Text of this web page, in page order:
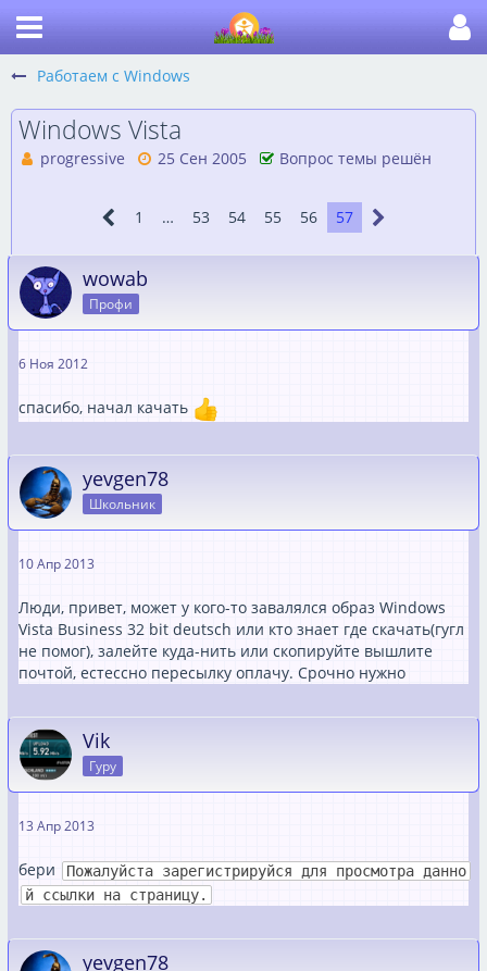
Работаем с Windows
Windows Vista
progressive 25 Сен 2005 Вопрос темы решён
1 … 53 54 55 56 57
wowab
Профи
6 Ноя 2012
спасибо, начал качать
yevgen78
Школьник
10 Апр 2013
Люди, привет, может у кого-то завалялся образ Windows
Vista Business 32 bit deutsch или кто знает где скачать(гугл
не помог), залейте куда-нить или скопируйте вышлите
почтой, естессно пересылку оплачу. Срочно нужно
Vik
Гуру
13 Апр 2013
бери
Пожалуйста зарегистрируйся для просмотра данно
й ссылки на страницу.
yevgen78